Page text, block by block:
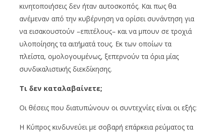
κινητοποιήσεις δεν ήταν αυτοσκοπός. Και πως θα
ανέμεναν από την κυβέρνηση να ορίσει συνάντηση για
να εισακουστούν –επιτέλους– και να μπουν σε τροχιά
υλοποίησης τα αιτήματά τους. Εκ των οποίων τα
πλείστα, ομολογουμένως, ξεπερνούν τα όρια μίας
συνδικαλιστικής διεκδίκησης.
Τι δεν καταλαβαίνετε;
Οι θέσεις που διατυπώνουν οι συντεχνίες είναι οι εξής:
Η Κύπρος κινδυνεύει με σοβαρή επάρκεια ρεύματος τα